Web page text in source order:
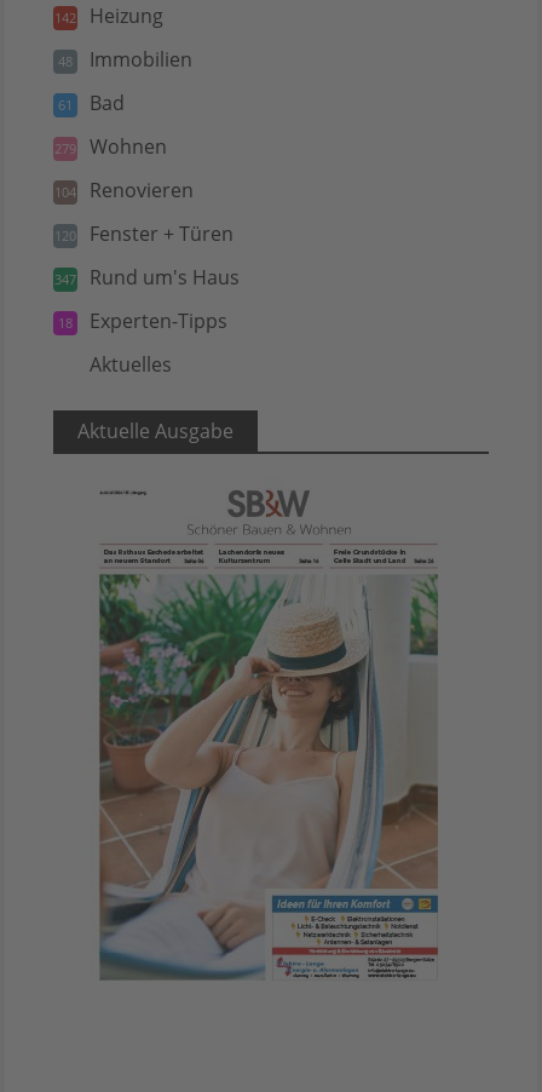
142 Heizung
48 Immobilien
61 Bad
279 Wohnen
104 Renovieren
120 Fenster + Türen
347 Rund um's Haus
18 Experten-Tipps
Aktuelles
Aktuelle Ausgabe